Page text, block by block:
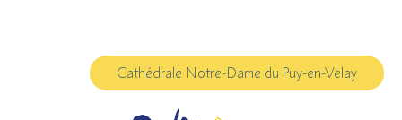
Cathédrale Notre-Dame du Puy-en-Velay